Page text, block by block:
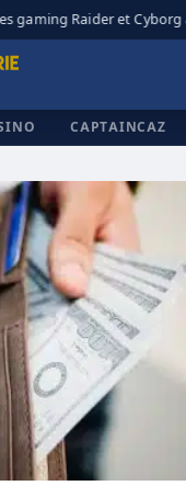
gaming Raider et Cyborg
CAPTAINCAZ
✕